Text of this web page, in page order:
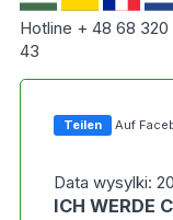
Hotline + 48 68 320
43
Teilen Auf
Data wysylki:
ICH WERDE